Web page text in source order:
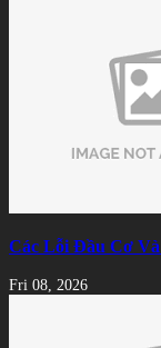
Các Lỗi Đầu Cơ
Fri 08, 2026